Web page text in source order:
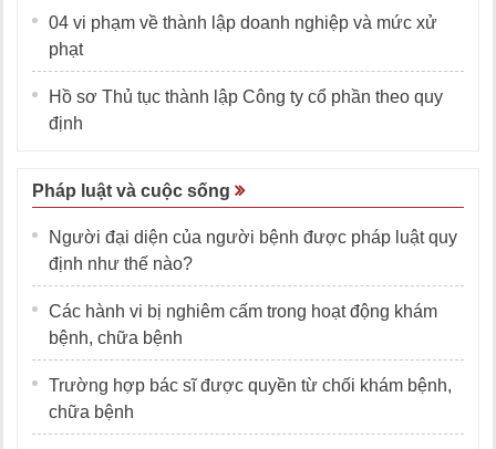
04 vi phạm về thành lập doanh nghiệp và mức xử
phạt
Hồ sơ Thủ tục thành lập Công ty cổ phần theo quy
định
Pháp luật và cuộc sống
Người đại diện của người bệnh được pháp luật quy
định như thế nào?
Các hành vi bị nghiêm cấm trong hoạt động khám
bệnh, chữa bệnh
Trường hợp bác sĩ được quyền từ chối khám bệnh,
chữa bệnh